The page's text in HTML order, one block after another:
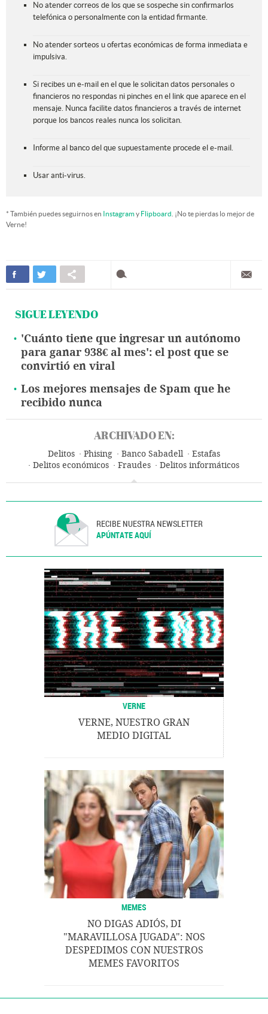
No atender correos de los que se sospeche sin confirmarlos
telefónica o personalmente con la entidad firmante.
No atender sorteos u ofertas económicas de forma inmediata e
impulsiva.
Si recibes un e-mail en el que le solicitan datos personales o
financieros no respondas ni pinches en el link que aparece en el
mensaje. Nunca facilite datos financieros a través de internet
porque los bancos reales nunca los solicitan.
Informe al banco del que supuestamente procede el e-mail.
Usar anti-virus.
* También puedes seguirnos en Instagramy Flipboard . ¡No te pierdas lo mejor de
Verne!
SIGUE LEYENDO
'Cuánto tiene que ingresar un autónomo
para ganar 938€ al mes': el post que se
convirtió en viral
Los mejores mensajes de Spam que he
recibido nunca
ARCHIVADO EN:
Delitos Phising Banco Sabadell
Estafas
Delitos económicos
Fraudes
Delitos informáticos
RECIBE NUESTRA NEWSLETTER
APÚNTATE AQUÍ
VERNE
VERNE, NUESTRO GRAN
MEDIO DIGITAL
MEMES
NO DIGAS ADIÓS, DI
"MARAVILLOSA JUGADA": NOS
DESPEDIMOS CON NUESTROS
MEMES FAVORITOS